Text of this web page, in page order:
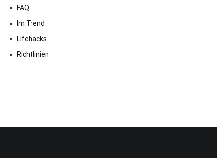
FAQ
Im Trend
Lifehacks
Richtlinien